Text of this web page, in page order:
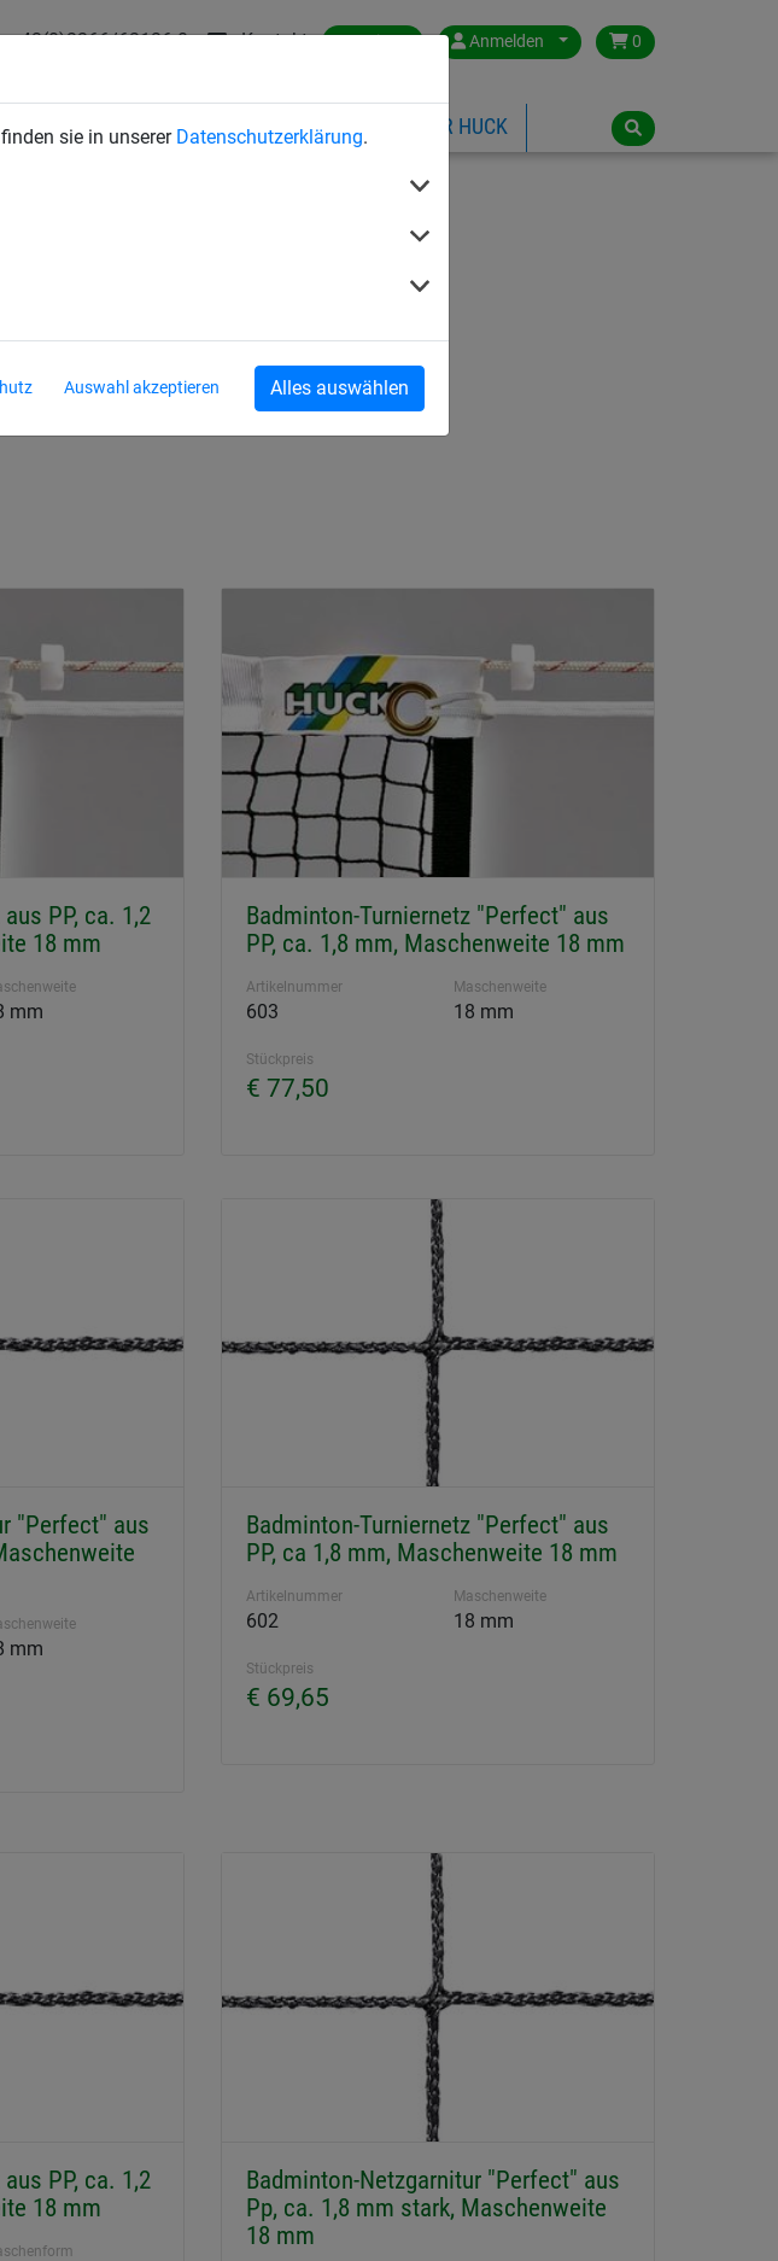
sie in unserer Datenschutzerklärung.
Auswahl akzeptieren Alles auswählen
+43(0)2266/62126-0 Kontakt Austria Anmelden 0
SPORTNETZE SEILSPIELGERÄTE ÜBER HUCK
PP, ca. 1,2
18 mm
mm
Badminton-Turniernetz "Perfect" aus
PP, ca. 1,8 mm, Maschenweite 18 mm
Artikelnummer
603
Maschenweite
18 mm
Stückpreis
€ 77,50
"Perfect" aus
mm
Badminton-Turniernetz "Perfect" aus
PP, ca 1,8 mm, Maschenweite 18 mm
Artikelnummer
602
Maschenweite
18 mm
Stückpreis
€ 69,65
PP, ca. 1,2
18 mm
Badminton-Netzgarnitur "Perfect" aus
Pp, ca. 1,8 mm stark, Maschenweite
18 mm